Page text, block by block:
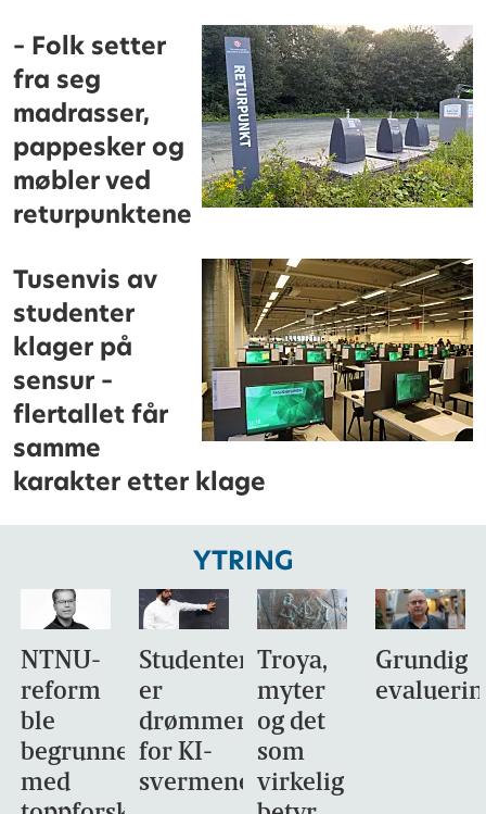
– Folk setter
fra seg
madrasser,
pappesker og
møbler ved
returpunktene
Tusenvis av
studenter
klager på
sensur –
flertallet får
samme
karakter etter klage
YTRING
NTNU-
reform
ble
begrunnet
med
Studentene
er
drømmemålet
for KI-
svermene
Troya,
myter
og det
som
virkelig
Grundig